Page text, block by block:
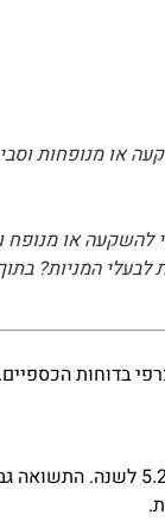
או מנופחות
או מנופח
לבעלי המניות?
בדוחות
בהתאם למכפיל, החזר ההשקעה במדד יהיה